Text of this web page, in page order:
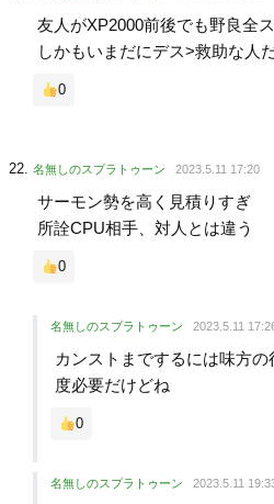
友人がXP2000前後でも野良全
しかもいまだにデス>救助な人
0
名無しのスプラトゥーン 2023.5.11 17:20
サーモン勢を高く見積りすぎ
所詮CPU相手、対人とは違う
0
名無しのスプラトゥーン 2023.5.11
カンストまでするには味方
度必要だけどね
0
名無しのスプラトゥーン 2023.5.11